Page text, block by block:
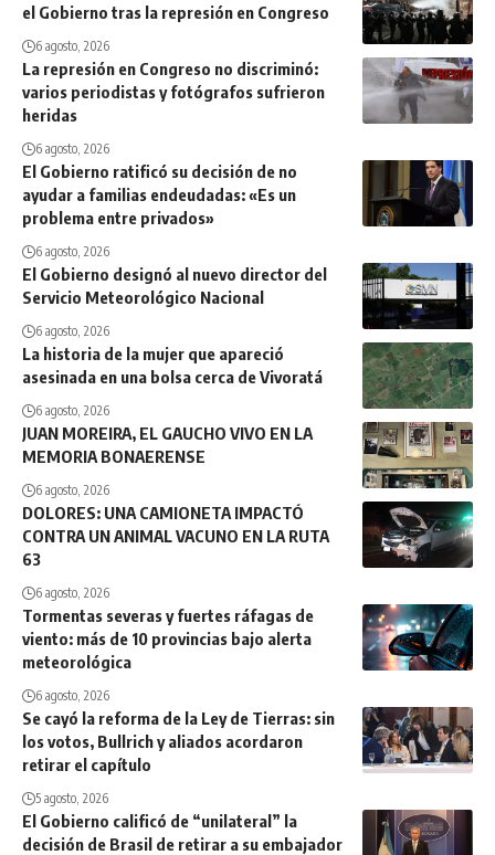
el Gobierno tras la represión en Congreso
6 agosto, 2026
La represión en Congreso no discriminó:
varios periodistas y fotógrafos sufrieron
heridas
6 agosto, 2026
El Gobierno ratificó su decisión de no
ayudar a familias endeudadas: «Es un
problema entre privados»
6 agosto, 2026
El Gobierno designó al nuevo director del
Servicio Meteorológico Nacional
6 agosto, 2026
La historia de la mujer que apareció
asesinada en una bolsa cerca de Vivoratá
6 agosto, 2026
JUAN MOREIRA, EL GAUCHO VIVO EN LA
MEMORIA BONAERENSE
6 agosto, 2026
DOLORES: UNA CAMIONETA IMPACTÓ
CONTRA UN ANIMAL VACUNO EN LA RUTA
63
6 agosto, 2026
Tormentas severas y fuertes ráfagas de
viento: más de 10 provincias bajo alerta
meteorológica
6 agosto, 2026
Se cayó la reforma de la Ley de Tierras: sin
los votos, Bullrich y aliados acordaron
retirar el capítulo
5 agosto, 2026
El Gobierno calificó de “unilateral” la
decisión de Brasil de retirar a su embajador